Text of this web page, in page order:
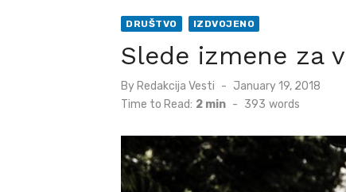
DRUŠTVO IZDVOJENO
Slede izmene za
By Redakcija Vesti
Posted
January 19, 2018
Time to Read: 2 min - 393 words